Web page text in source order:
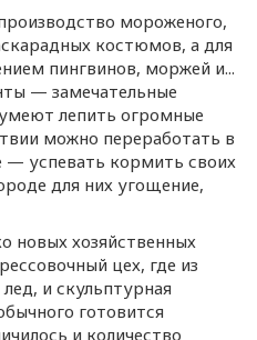
мороженого,
костюмов, а для
пингвинов, моржей и...
— замечательные
лепить огромные
можно переработать в
— успевать кормить своих
для них угощение,
новых хозяйственных
цех, где из
и скульптурная
готовится
и количество